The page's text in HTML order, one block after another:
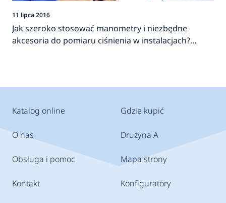
11 lipca 2016
Jak szeroko stosować manometry i niezbędne
akcesoria do pomiaru ciśnienia w instalacjach?
Katalog online
O nas
Obsługa i pomoc
Kontakt
Gdzie kupić
Drużyna A
Mapa strony
Konfiguratory